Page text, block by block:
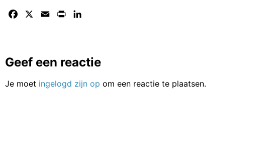
Facebook Email Print
Geef een reactie
Je moet ingelogd zijn op om een reactie te plaatsen.